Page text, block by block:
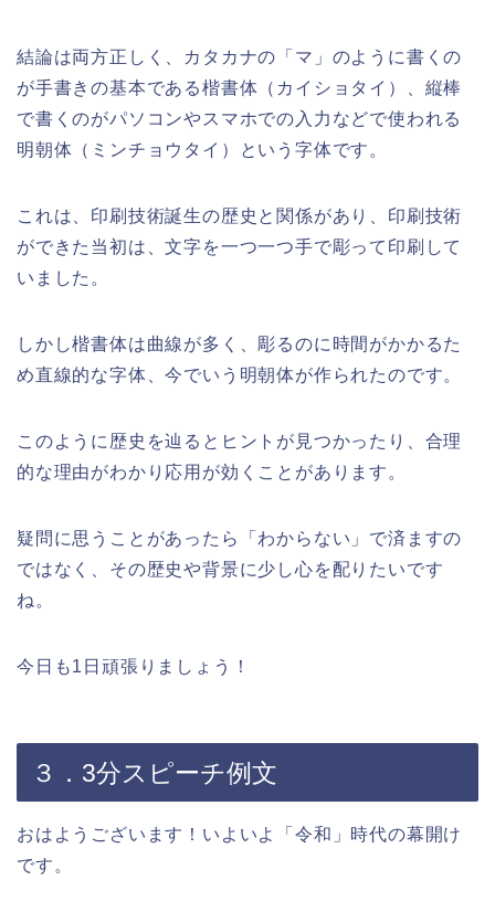
結論は両方正しく、カタカナの「マ」のように書くの
が手書きの基本である楷書体（カイショタイ）、縦棒
で書くのがパソコンやスマホでの入力などで使われる
明朝体（ミンチョウタイ）という字体です。
これは、印刷技術誕生の歴史と関係があり、印刷技術
ができた当初は、文字を一つ一つ手で彫って印刷して
いました。
しかし楷書体は曲線が多く、彫るのに時間がかかるた
め直線的な字体、今でいう明朝体が作られたのです。
このように歴史を辿るとヒントが見つかったり、合理
的な理由がわかり応用が効くことがあります。
疑問に思うことがあったら「わからない」で済ますの
ではなく、その歴史や背景に少し心を配りたいです
ね。
今日も1日頑張りましょう！
３．3分スピーチ例文
おはようございます！いよいよ「令和」時代の幕開け
です。